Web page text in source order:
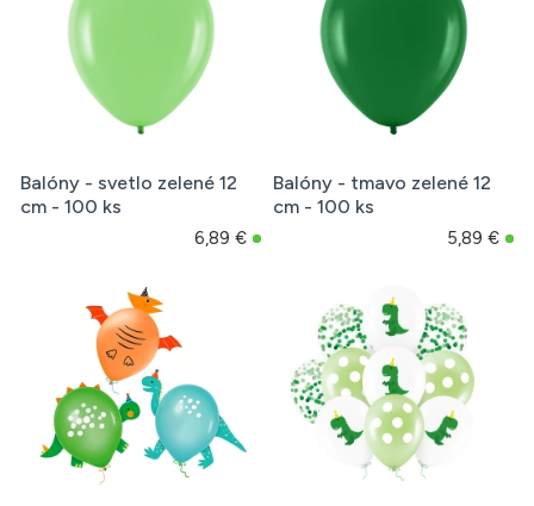
Balóny - svetlo zelené 12
cm - 100 ks
6,89 €
Balóny - tmavo zelené 12
cm - 100 ks
5,89 €